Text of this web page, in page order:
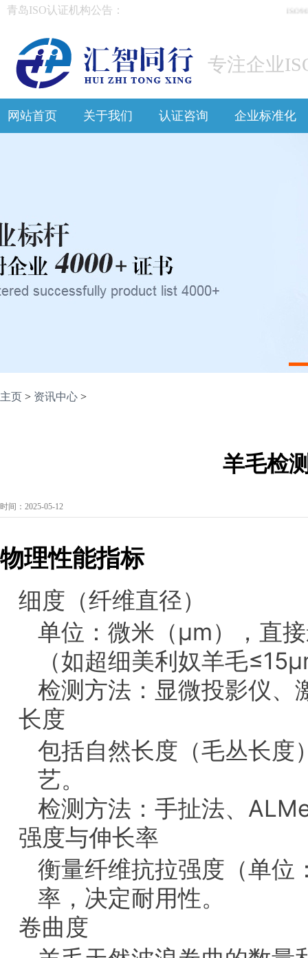
青岛ISO认证机构公告：
专注企业
网站首页 关于我们 认证咨询 企业标准化
1
主页 > 资讯中心 >
羊毛检
时间：2025-05-12
物理性能指标
细度（纤维直径）
单位：微米（μm），直
（如超细美利奴羊毛
检测方法：显微投影仪、
长度
包括自然长度（毛丛长度
艺。
检测方法：手扯法、
强度与伸长率
衡量纤维抗拉强度（单
率，决定耐用性。
卷曲度